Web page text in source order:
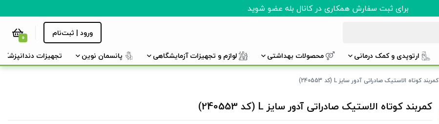
برای ثبت سفارش همکاری در کانال بله عضو شوید
ورود | ثبت‌نام 0
ارتوپدی و کمک درمانی محصولات بهداشتی لوازم و تجهیزات آزمایشگاهی پانسمان نوین تجهیزات دندانپزشکی
کمربند کوتاه الاستیک صادراتی آدور سایز L (کد 240553)
کمربند کوتاه الاستیک صادراتی آدور سایز L (کد 240553)